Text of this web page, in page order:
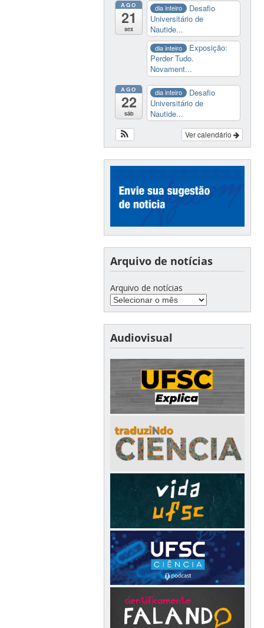
AGO
21
sex
dia inteiro
Desafio
Universitário de
Nautide...
dia inteiro
Exposição:
Perder Tudo.
Novament...
AGO
22
sáb
dia inteiro
Desafio
Universitário de
Nautide...
Ver calendário
Arquivo de notícias
Arquivo de notícias
Audiovisual